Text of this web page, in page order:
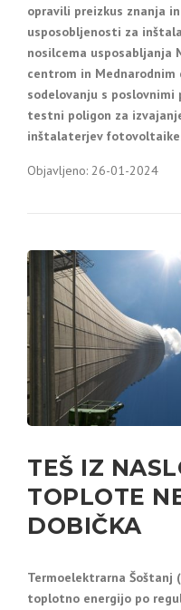
opravili preizkus znanja
usposobljenosti za
nosilcema usposabljanja
centrom in
sodelovanju s
testni poligon za
inštalaterjev
Objavljeno: 26-01-2024
TEŠ IZ
TOPLOTE
DOBIČKA
Termoelektrarna Šoštanj
toplotno energijo po